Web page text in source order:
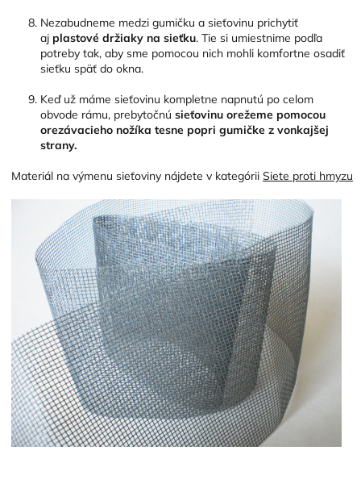
Nezabudneme medzi gumičku a sieťovinu prichytiť
aj plastové držiaky na sieťku. Tie si umiestnime podľa
potreby tak, aby sme pomocou nich mohli komfortne osadiť
sieťku späť do okna.
Keď už máme sieťovinu kompletne napnutú po celom
obvode rámu, prebytočnú sieťovinu orežeme pomocou
orezávacieho nožíka tesne popri gumičke z vonkajšej
strany.
Materiál na výmenu sieťoviny nájdete v kategórii Siete proti hmyzu